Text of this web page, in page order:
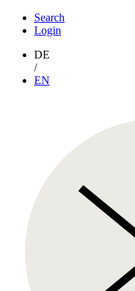
Search
Login
DE
/
EN